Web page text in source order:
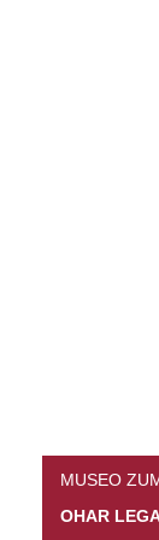
MUSEO
OHAR